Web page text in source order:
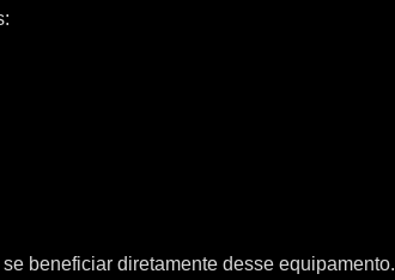
beneficiar diretamente desse equipamento.